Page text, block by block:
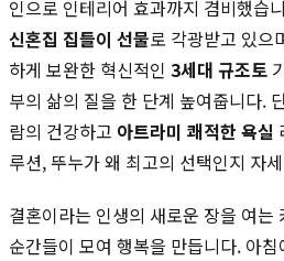
인으로 인테리어 효과까지 겸비했습
신혼집 집들이 선물로 각광받고 있으
하게 보완한 혁신적인 3세대 규조토
부의 삶의 질을 한 단계 높여줍니다.
람의 건강하고 아트라미 쾌적한 욕실
루션, 뚜누가 왜 최고의 선택인지 자
결혼이라는 인생의 새로운 장을 여는
순간들이 모여 행복을 만듭니다. 아